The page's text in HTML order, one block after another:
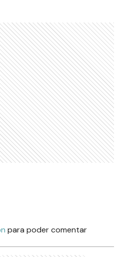
para poder comentar